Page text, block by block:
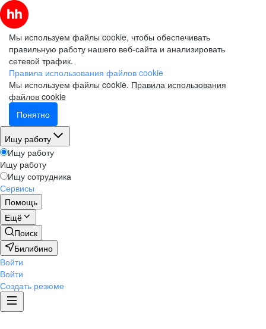
Мы используем файлы cookie, чтобы обеспечивать
правильную работу нашего веб-сайта и анализировать
сетевой трафик.
Правила использования файлов cookie
Мы используем файлы cookie. Правила использования
файлов cookie
Понятно
Ищу работу
Ищу работу
Ищу работу
Ищу сотрудника
Сервисы
Помощь
Ещё
Поиск
Билибино
Войти
Войти
Создать резюме